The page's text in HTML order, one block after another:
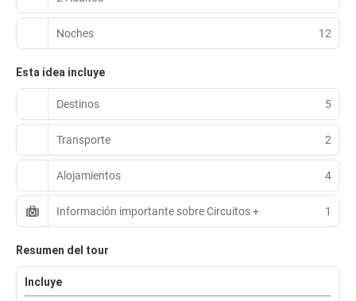
Noches 12
Esta idea incluye
Destinos 5
Transporte 2
Alojamientos 4
Información importante sobre Circuitos + 1
Resumen del tour
Incluye